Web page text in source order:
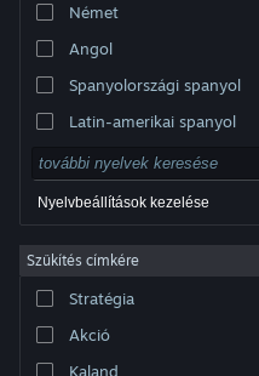
védjegyek jogos tulajdonosaiké az Egyesült
szabályzat
| Jogi információk
Steam előfizetői szerződés
Német
Angol
Spanyolországi spanyol
Latin-amerikai spanyol
Nyelvbeállítások kezelése
Szűkítés címkére
Stratégia
Akció
Kaland